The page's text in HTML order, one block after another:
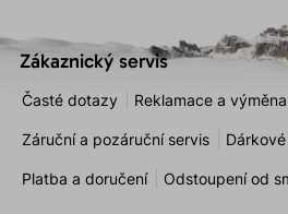
Zákaznický servis
Časté dotazy Reklamace a
Záruční a pozáruční servis
Platba a doručení Odstoupení od